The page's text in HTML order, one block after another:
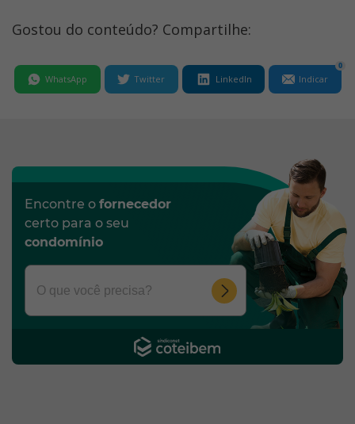
Gostou do conteúdo? Compartilhe:
WhatsApp Twitter LinkedIn Indicar
0
Encontre o fornecedor
certo para o seu
condomínio